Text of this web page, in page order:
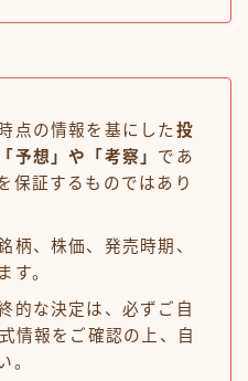
点の情報を基にした投
予想」や「考察」 であ
保証するものではあり
柄、株価、発売時期、
す。
的な決定は、必ずご自
情報をご確認の上、自
。